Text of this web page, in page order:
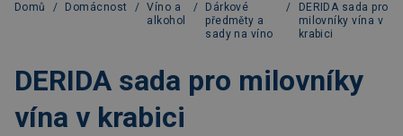
Domů / Domácnost / Víno a
alkohol
/
Dárkové
předměty a
sady na víno
/
DERIDA sada pro
milovníky vína v
krabici
DERIDA sada pro milovníky
vína v krabici